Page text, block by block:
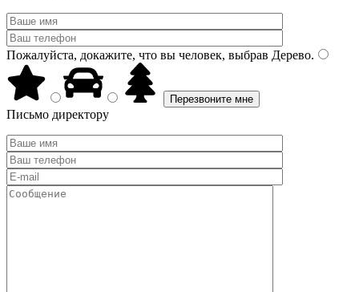
Пожалуйста, докажите, что вы человек, выбрав Дерево.
Письмо директору